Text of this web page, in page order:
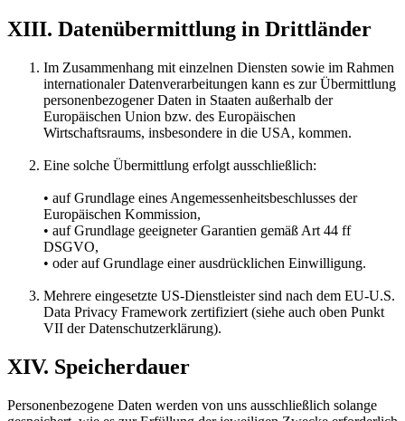
XIII. Datenübermittlung in Drittländer
Im Zusammenhang mit einzelnen Diensten sowie im Rahmen
internationaler Datenverarbeitungen kann es zur Übermittlung
personenbezogener Daten in Staaten außerhalb der
Europäischen Union bzw. des Europäischen
Wirtschaftsraums, insbesondere in die USA, kommen.
Eine solche Übermittlung erfolgt ausschließlich:
• auf Grundlage eines Angemessenheitsbeschlusses der
Europäischen Kommission,
• auf Grundlage geeigneter Garantien gemäß Art 44 ff
DSGVO,
• oder auf Grundlage einer ausdrücklichen Einwilligung.
Mehrere eingesetzte US-Dienstleister sind nach dem EU-U.S.
Data Privacy Framework zertifiziert (siehe auch oben Punkt
VII der Datenschutzerklärung).
XIV. Speicherdauer
Personenbezogene Daten werden von uns ausschließlich solange